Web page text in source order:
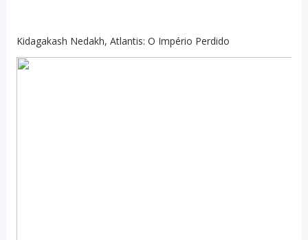
Kidagakash Nedakh, Atlantis: O Império Perdido